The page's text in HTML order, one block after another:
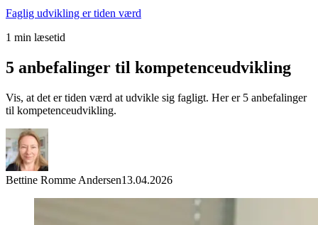
Faglig udvikling er tiden værd
1 min læsetid
5 anbefalinger til kompetenceudvikling
Vis, at det er tiden værd at udvikle sig fagligt. Her er 5 anbefalinger
til kompetenceudvikling.
Bettine Romme Andersen13.04.2026